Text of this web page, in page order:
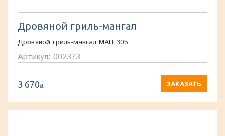
Дровяной гриль-мангал
Дровяной гриль-мангал МАН 305.
Артикул: 002373
3 670a ЗАКАЗАТЬ